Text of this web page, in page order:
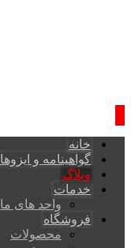
خانه
گواهینامه و ایزوها
وبلاگ
خدمات
واحد های ما
فروشگاه
محصولات